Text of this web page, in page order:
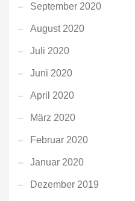
September 2020
August 2020
Juli 2020
Juni 2020
April 2020
März 2020
Februar 2020
Januar 2020
Dezember 2019